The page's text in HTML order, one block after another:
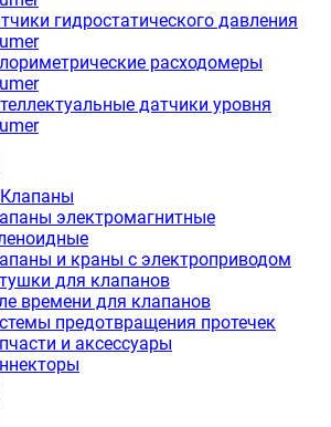
гидростатического давления
расходомеры
датчики уровня
Клапаны
электромагнитные
и краны с электроприводом
для клапанов
времени для клапанов
предотвращения протечек
и аксессуары